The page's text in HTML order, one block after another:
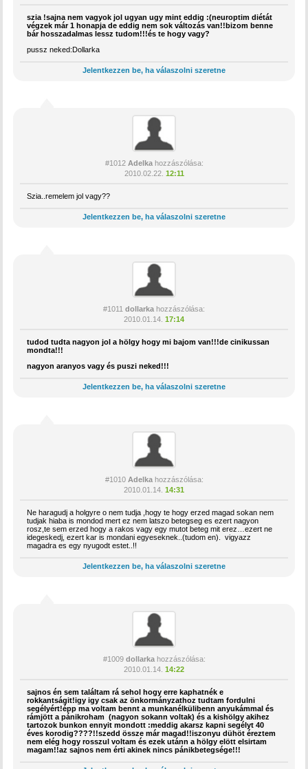
szia !sajna nem vagyok jol ugyan ugy mint eddig :(neuroptim diétát
végzek már 1 honapja de eddig nem sok változás van!!bizom benne
bár hosszadalmas lessz tudom!!!és te hogy vagy?
pussz neked:Dollarka
Jelentkezzen be, ha válaszolni szeretne
#1012 Adelkahozzászólása:
2010.02.22. 12:11
Szia..remelem jol vagy??
Jelentkezzen be, ha válaszolni szeretne
#1011 dollarka hozzászólása:
2010.01.14. 17:14
tudod tudta nagyon jol a hölgy hogy mi bajom van!!!de cinikussan
mondta!!!
nagyon aranyos vagy és puszi neked!!!
Jelentkezzen be, ha válaszolni szeretne
#1010 Adelkahozzászólása:
2010.01.14. 14:31
Ne haragudj a holgyre o nem tudja ,hogy te hogy erzed magad sokan nem
tudjak hiaba is mondod mert ez nem latszo betegseg es ezert nagyon
rosz,te sem erzed hogy a rakos vagy egy mutot beteg mit erez…ezert ne
idegeskedj, ezert kar is mondani egyeseknek..(tudom en). vigyazz
magadra es egy nyugodt estet..!!
Jelentkezzen be, ha válaszolni szeretne
#1009 dollarkahozzászólása:
2010.01.14. 14:22
sajnos én sem találtam rá sehol hogy erre kaphatnék e
rokkantságit!igy igy csak az önkormányzathoz tudtam fordulni
segélyért!épp ma voltam bennt a munkanélkülibenn anyukámmal és
rámjött a pánikroham (nagyon sokann voltak) és a kishölgy akihez
tartozok bunkon ennyit mondott :meddig akarsz kapni segélyt 40
éves korodig????!!szedd össze már magad!!iszonyu dühöt éreztem
nem elég hogy rosszul voltam és ezek utánn a hölgy elött elsirtam
magam!!az sajnos nem érti akinek nincs pánikbetegsége!!!